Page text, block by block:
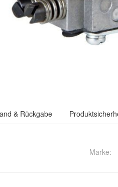
& Rückgabe
Marke: